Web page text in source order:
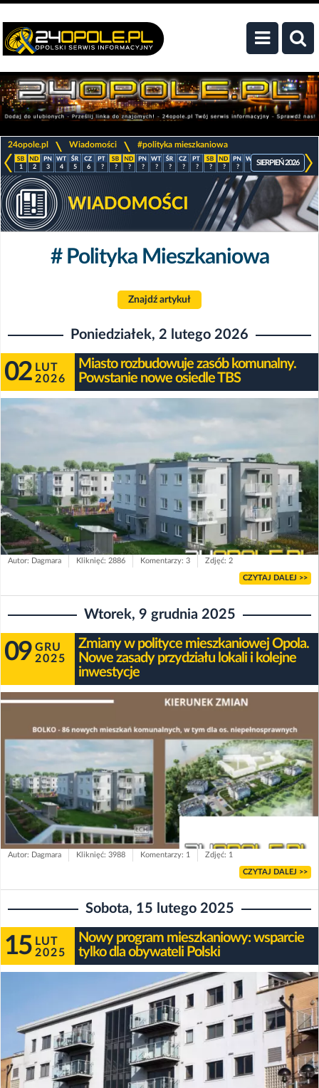
24opole.pl Wiadomości #polityka mieszkaniowa
1 2 3 4 5 6 ? ? ? ? ? ? ? ? ? ? ? ? ? ? ?
SIERPIEŃ 2026
# Polityka Mieszkaniowa
Znajdź artykuł
Poniedziałek, 2 lutego 2026
02 LUT
2026
Miasto rozbudowuje zasób komunalny.
Powstanie nowe osiedle TBS
Autor: Dagmara Kliknięć: 2886 Komentarzy: 3 Zdjęć: 2
CZYTAJ DALEJ >>
Wtorek, 9 grudnia 2025
09 GRU
2025
Zmiany w polityce mieszkaniowej Opola.
Nowe zasady przydziału lokali i kolejne
inwestycje
Autor: Dagmara Kliknięć: 3988 Komentarzy: 1 Zdjęć: 1
CZYTAJ DALEJ >>
Sobota, 15 lutego 2025
15 LUT
2025
Nowy program mieszkaniowy: wsparcie
tylko dla obywateli Polski